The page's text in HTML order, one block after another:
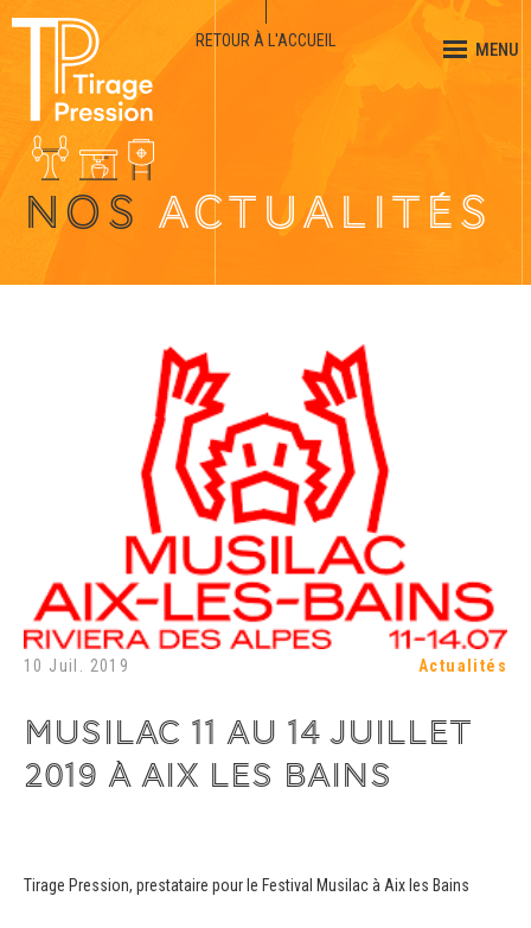
MENU
RETOUR À L'ACCUEIL
NOS ACTUALITÉS
10 Juil. 2019 Actualités
MUSILAC 11 AU 14 JUILLET
2019 À AIX LES BAINS
Tirage Pression, prestataire pour le Festival Musilac à Aix les Bains